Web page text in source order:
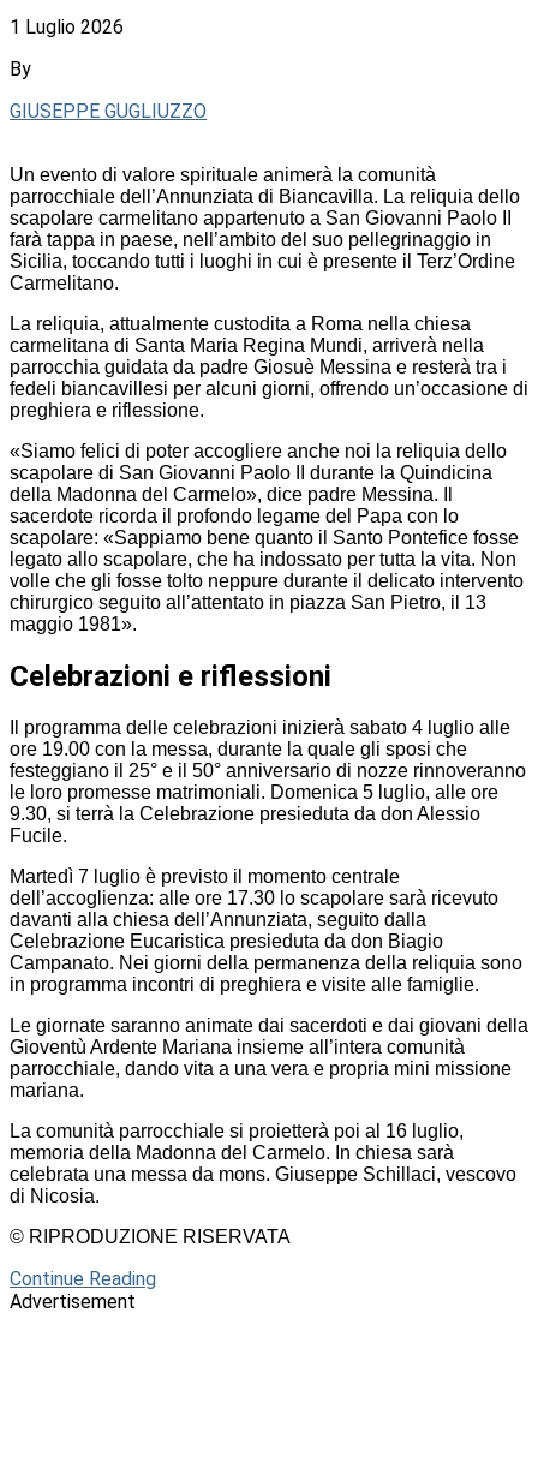
1 Luglio 2026
By
GIUSEPPE GUGLIUZZO
Un evento di valore spirituale animerà la comunità
parrocchiale dell’Annunziata di Biancavilla. La reliquia dello
scapolare carmelitano appartenuto a San Giovanni Paolo II
farà tappa in paese, nell’ambito del suo pellegrinaggio in
Sicilia, toccando tutti i luoghi in cui è presente il Terz’Ordine
Carmelitano.
La reliquia, attualmente custodita a Roma nella chiesa
carmelitana di Santa Maria Regina Mundi, arriverà nella
parrocchia guidata da padre Giosuè Messina e resterà tra i
fedeli biancavillesi per alcuni giorni, offrendo un’occasione di
preghiera e riflessione.
«Siamo felici di poter accogliere anche noi la reliquia dello
scapolare di San Giovanni Paolo II durante la Quindicina
della Madonna del Carmelo», dice padre Messina. Il
sacerdote ricorda il profondo legame del Papa con lo
scapolare: «Sappiamo bene quanto il Santo Pontefice fosse
legato allo scapolare, che ha indossato per tutta la vita. Non
volle che gli fosse tolto neppure durante il delicato intervento
chirurgico seguito all’attentato in piazza San Pietro, il 13
maggio 1981».
Celebrazioni e riflessioni
Il programma delle celebrazioni inizierà sabato 4 luglio alle
ore 19.00 con la messa, durante la quale gli sposi che
festeggiano il 25° e il 50° anniversario di nozze rinnoveranno
le loro promesse matrimoniali. Domenica 5 luglio, alle ore
9.30, si terrà la Celebrazione presieduta da don Alessio
Fucile.
Martedì 7 luglio è previsto il momento centrale
dell’accoglienza: alle ore 17.30 lo scapolare sarà ricevuto
davanti alla chiesa dell’Annunziata, seguito dalla
Celebrazione Eucaristica presieduta da don Biagio
Campanato. Nei giorni della permanenza della reliquia sono
in programma incontri di preghiera e visite alle famiglie.
Le giornate saranno animate dai sacerdoti e dai giovani della
Gioventù Ardente Mariana insieme all’intera comunità
parrocchiale, dando vita a una vera e propria mini missione
mariana.
La comunità parrocchiale si proietterà poi al 16 luglio,
memoria della Madonna del Carmelo. In chiesa sarà
celebrata una messa da mons. Giuseppe Schillaci, vescovo
di Nicosia.
© RIPRODUZIONE RISERVATA
Continue Reading
Advertisement